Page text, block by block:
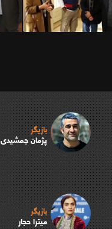
بازیگر
پژمان جمشیدی
بازیگر
میترا حجار